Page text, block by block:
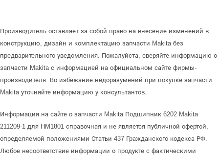
Производитель оставляет за собой право на внесение изменений в
конструкцию, дизайн и комплектацию запчасти Makita без
предварительного уведомления. Пожалуйста, сверяйте информацию о
запчасти Makita с информацией на официальном сайте фирмы-
производителя. Во избежание недоразумений при покупке запчасти
Makita уточняйте информацию у консультантов.
Информация на сайте о запчасти Makita Подшипник 6202 Makita
211209-1 для HM1801 справочная и не является публичной офертой,
определяемой положениями Статьи 437 Гражданского кодекса РФ.
Любое несоответствие информации о продукте с фактическими